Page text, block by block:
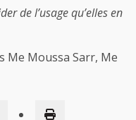
de l’usage qu’elles en
Me Moussa Sarr, Me